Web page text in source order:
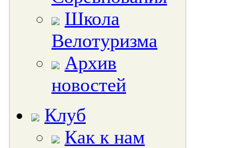
Школа
Велотуризма
Архив
новостей
Клуб
Как к нам